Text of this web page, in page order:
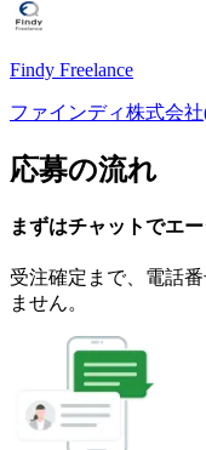
Findy Freelance
ファインディ株式会社
応募の流れ
まずはチャットでエ
受注確定まで、 電話
ません。